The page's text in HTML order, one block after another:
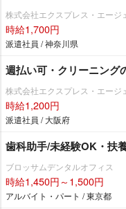
株式会社エクスプレス・エージ
時給1,700円
派遣社員 / 神奈川県
週払い可・クリーニング
株式会社エクスプレス・エージ
時給1,200円
派遣社員 / 大阪府
歯科助手/未経験OK・扶
ブロッサムデンタルオフィス
時給1,450円～1,500円
アルバイト・パート / 東京都